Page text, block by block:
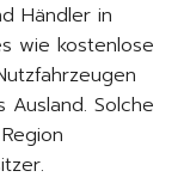
Händler in
wie kostenlose
Solche